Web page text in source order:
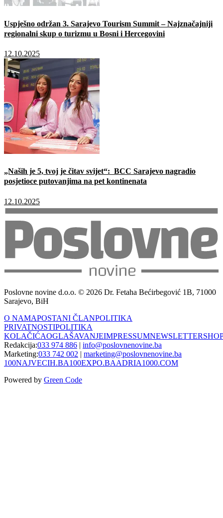
Uspješno održan 3. Sarajevo Tourism Summit – Najznačajniji
regionalni skup o turizmu u Bosni i Hercegovini
12.10.2025
„Naših je 5, tvoj je čitav svijet“: BCC Sarajevo nagradio
posjetioce putovanjima na pet kontinenata
12.10.2025
Poslovne novine d.o.o. © 2026 Dr. Fetaha Bećirbegović 1B, 71000
Sarajevo, BiH
O NAMAPOSTANI ČLANPOLITIKA
PRIVATNOSTIPOLITIKA
KOLAČIĆAOGLAŠAVANJEIMPRESSUMNEWSLETTER
Redakcija:033 974 886 | info@poslovnenovine.ba
Marketing:033 742 002 | marketing@poslovnenovine.ba
100NAJVECIH.BA100EXPO.BAADRIA1000.COM
Powered by Green Code